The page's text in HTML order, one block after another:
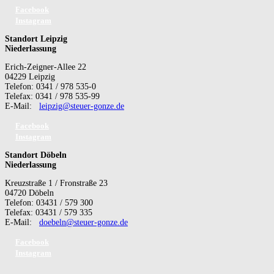
Standort Leipzig
Niederlassung
Erich-Zeigner-Allee 22
04229 Leipzig
Telefon: 0341 / 978 535-0
Telefax: 0341 / 978 535-99
E-Mail: leipzig@steuer-gonze.de
Standort Döbeln
Niederlassung
Kreuzstraße 1 / Fronstraße 23
04720 Döbeln
Telefon: 03431 / 579 300
Telefax: 03431 / 579 335
E-Mail: doebeln@steuer-gonze.de